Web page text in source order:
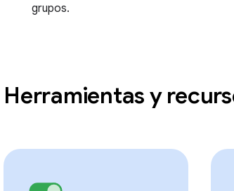
grupos.
Herramientas y